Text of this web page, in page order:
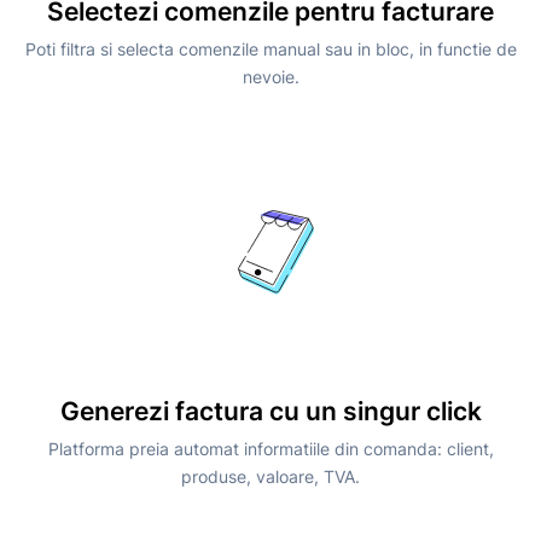
Selectezi comenzile pentru facturare
Poti filtra si selecta comenzile manual sau in bloc, in functie de
nevoie.
Generezi factura cu un singur click
Platforma preia automat informatiile din comanda: client,
produse, valoare, TVA.